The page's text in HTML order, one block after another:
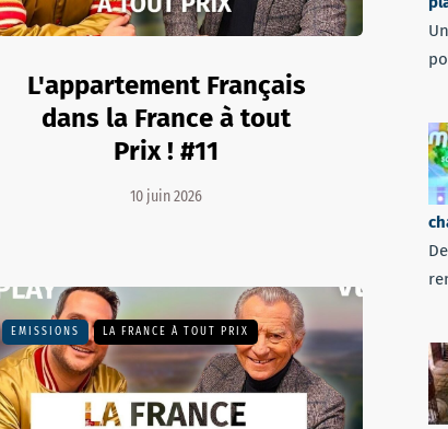
L'appartement Français
dans la France à tout
Prix ! #11
10 juin 2026
EMISSIONS LA FRANCE À TOUT PRIX